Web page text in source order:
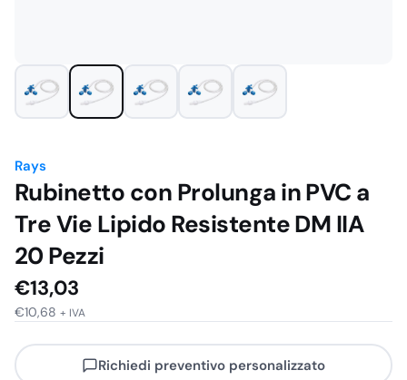
Rays
Rubinetto con Prolunga in PVC a
Tre Vie Lipido Resistente DM IIA
20 Pezzi
€13,03
€10,68 + IVA
Richiedi preventivo personalizzato